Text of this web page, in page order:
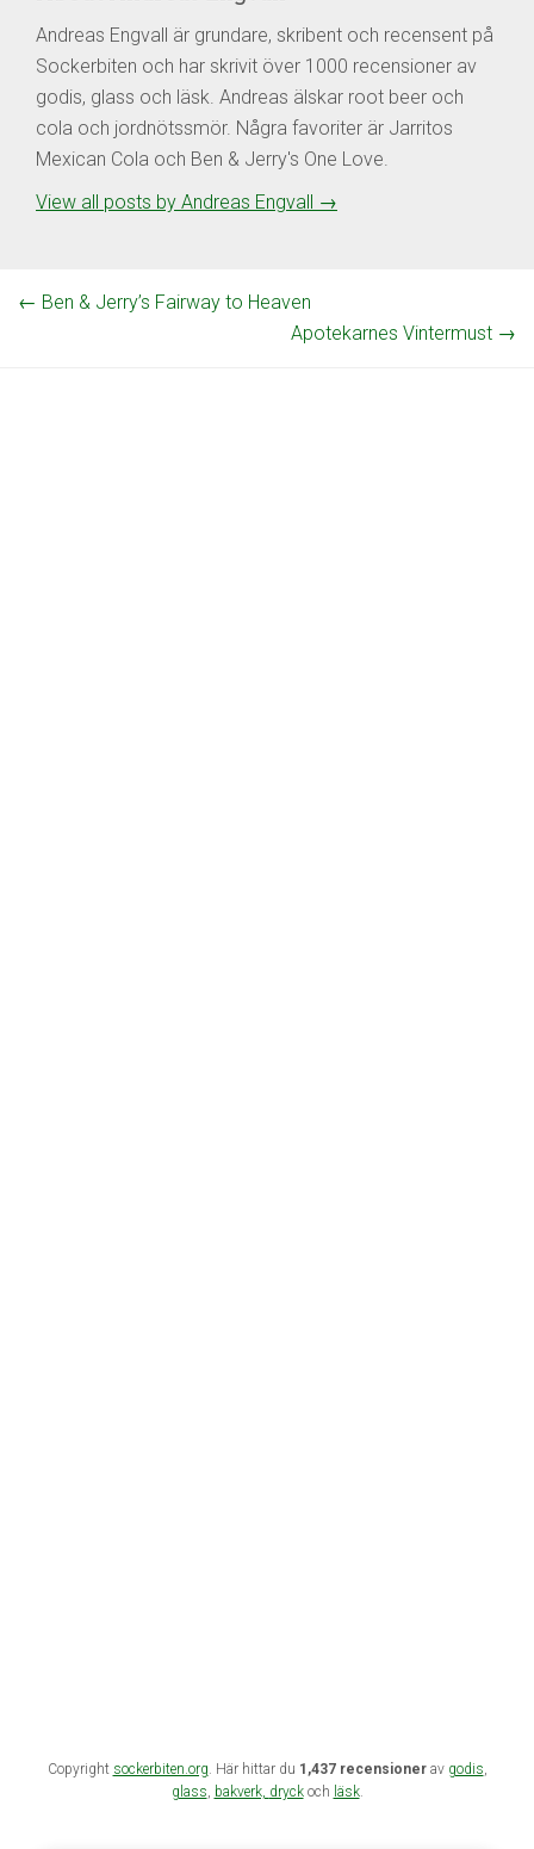
Andreas Engvall är grundare, skribent och recensent på
Sockerbiten och har skrivit över 1000 recensioner av
godis, glass och läsk. Andreas älskar root beer och
cola och jordnötssmör. Några favoriter är Jarritos
Mexican Cola och Ben & Jerry's One Love.
View all posts by Andreas Engvall
→
← Ben & Jerry’s Fairway to Heaven
Apotekarnes Vintermust →
Copyright sockerbiten.org. Här hittar du 1,437 recensionerav godis,
glass, bakverk, dryckoch läsk.